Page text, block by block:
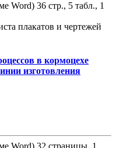
Word) 36 стр., 5 табл., 1
плакатов и чертежей
в кормоцехе
изготовления
Word) 32 страницы, 1